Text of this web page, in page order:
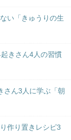
い「きゅうりの生
きさん4人の習慣
さん3人に学ぶ「朝
作り置きレシピ3